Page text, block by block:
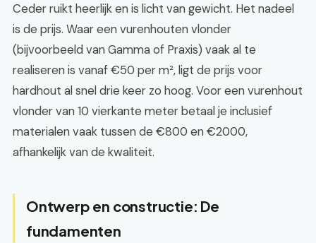
Ceder ruikt heerlijk en is licht van gewicht. Het nadeel
is de prijs. Waar een vurenhouten vlonder
(bijvoorbeeld van Gamma of Praxis) vaak al te
realiseren is vanaf €50 per m², ligt de prijs voor
hardhout al snel drie keer zo hoog. Voor een vurenhout
vlonder van 10 vierkante meter betaal je inclusief
materialen vaak tussen de €800 en €2000,
afhankelijk van de kwaliteit.
Ontwerp en constructie: De
fundamenten